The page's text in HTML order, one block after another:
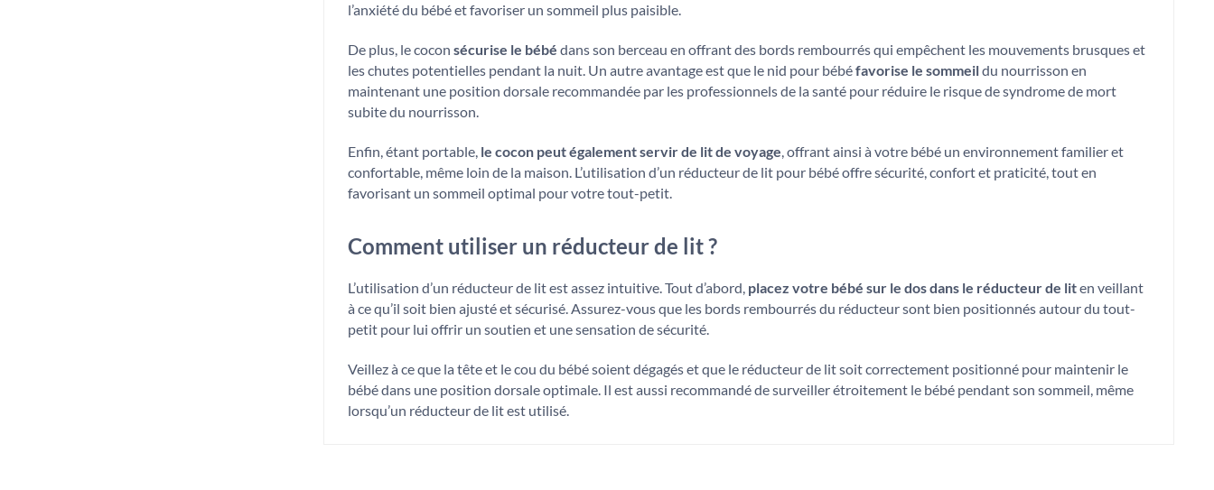
l’anxiété du bébé et favoriser un sommeil plus paisible.
De plus, le cocon sécurise le bébé dans son berceau en offrant des bords rembourrés qui empêchent les mouvements brusques et
les chutes potentielles pendant la nuit. Un autre avantage est que le nid pour bébéfavorise le sommeildu nourrisson en
maintenant une position dorsale recommandée par les professionnels de la santé pour réduire le risque de syndrome de mort
subite du nourrisson.
Enfin, étant portable, le cocon peut également servir de lit de voyage , offrant ainsi à votre bébé un environnement familier et
confortable, même loin de la maison. L’utilisation d’un réducteur de lit pour bébé offre sécurité, confort et praticité, tout en
favorisant un sommeil optimal pour votre tout-petit.
Comment utiliser un réducteur de lit ?
L’utilisation d’un réducteur de lit est assez intuitive. Tout d’abord, placez votre bébé sur le dos dans le réducteur de liten veillant
à ce qu’il soit bien ajusté et sécurisé. Assurez-vous que les bords rembourrés du réducteur sont bien positionnés autour du tout-
petit pour lui offrir un soutien et une sensation de sécurité.
Veillez à ce que la tête et le cou du bébé soient dégagés et que le réducteur de lit soit correctement positionné pour maintenir le
bébé dans une position dorsale optimale. Il est aussi recommandé de surveiller étroitement le bébé pendant son sommeil, même
lorsqu’un réducteur de lit est utilisé.